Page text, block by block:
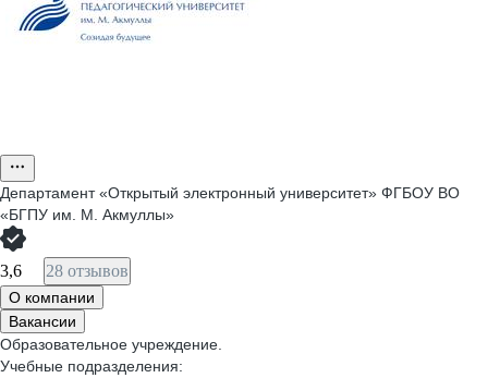
Департамент «Открытый электронный университет» ФГБОУ ВО
«БГПУ им. М. Акмуллы»
3,6 28 отзывов
О компании
Вакансии
Образовательное учреждение.
Учебные подразделения: